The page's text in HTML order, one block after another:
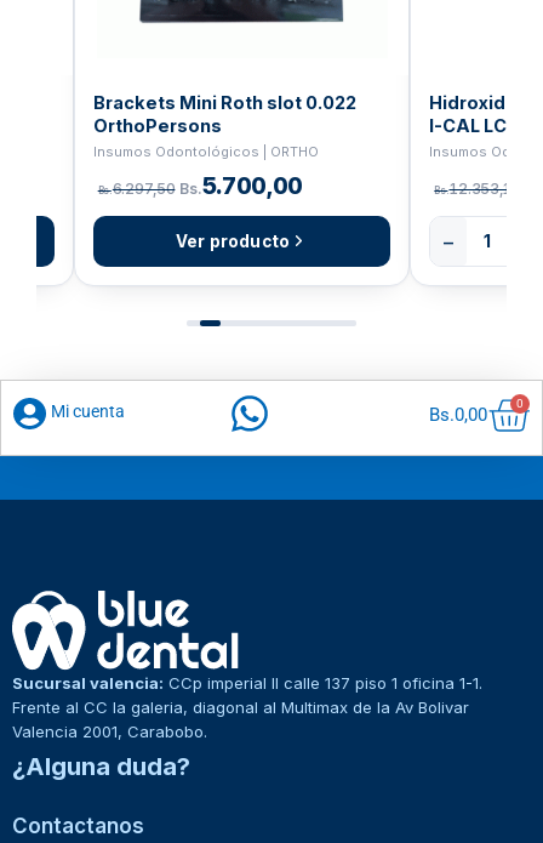
Brackets Mini Roth slot 0.022
OrthoPersons
Insumos Odontológicos | ORTHO
6.297,50 Bs.5.700,00
Ver producto
Hidroxido De
I-CAL LC I-
Insumos
12.353,13
Mi cuenta Bs.0,00
0
Sucursal valencia: CCp imperial II calle 137 piso 1 oficina 1-1.
Frente al CC la galeria, diagonal al Multimax de la Av Bolivar
Valencia 2001, Carabobo.
¿Alguna duda?
Contactanos